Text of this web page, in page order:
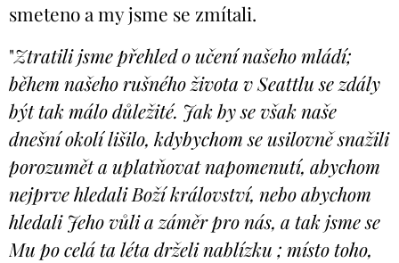
smeteno a my jsme se zmítali.
"Ztratili jsme přehled o učení našeho mládí;
během našeho rušného života v Seattlu se zdály
být tak málo důležité. Jak by se však naše
dnešní okolí lišilo, kdybychom se usilovně snažili
porozumět a uplatňovat napomenutí, abychom
nejprve hledali Boží království, nebo abychom
hledali Jeho vůli a záměr pro nás, a tak jsme se
Mu po celá ta léta drželi nablízku ; místo toho,